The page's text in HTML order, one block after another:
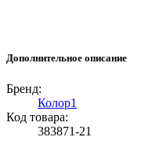
Дополнительное описание
Бренд:
Колор1
Код товара:
383871-21